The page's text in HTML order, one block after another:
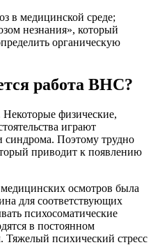
в медицинской среде;
незнания», который
органическую
работа ВНС?
физические,
играют
синдрома. Поэтому трудно
приводит к появлению
осмотров была
для соответствующих
психосоматические
в постоянном
Тяжелый психический стресс